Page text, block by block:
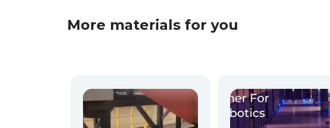
More materials for you